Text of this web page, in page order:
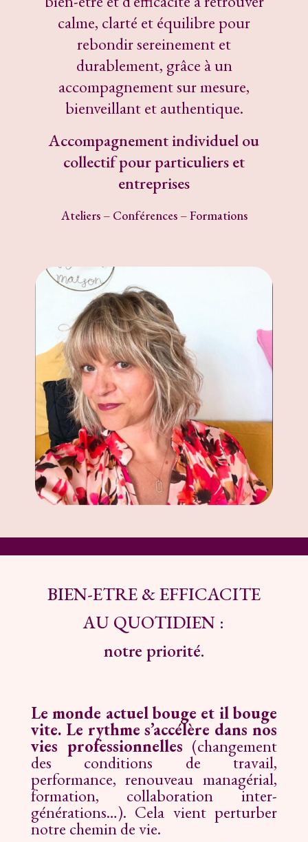
calme, clarté et équilibre pour
rebondir sereinement et
durablement, grâce à un
accompagnement sur mesure,
bienveillant et authentique.
Accompagnement individuel ou
collectif pour particuliers et
entreprises
Ateliers – Conférences – Formations
BIEN-ETRE & EFFICACITE
AU QUOTIDIEN :
notre priorité.
Le monde actuel bouge et il bouge
vite. Le rythme s’accélère dans nos
vies professionnelles (changement
des conditions de travail,
performance, renouveau managérial,
formation, collaboration inter-
générations…). Cela vient perturber
notre chemin de vie.